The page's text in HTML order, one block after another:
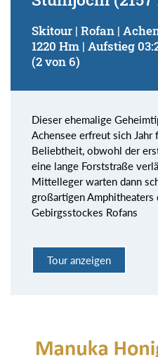
Skitour | Rofan |
1220 Hm | Aufstieg
(2 von 6)
Dieser ehemalige
Achensee erfreut sich Jahr
Beliebtheit, obwohl der
eine lange Forststraße
Mittelleger warten dann
großartigen Amphitheaters
Gebirgsstockes Rofans
Tour anzeigen